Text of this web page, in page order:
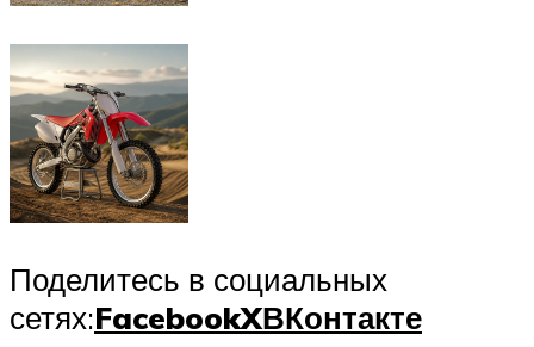
Поделитесь в социальных
сетях:FacebookXВКонтакте